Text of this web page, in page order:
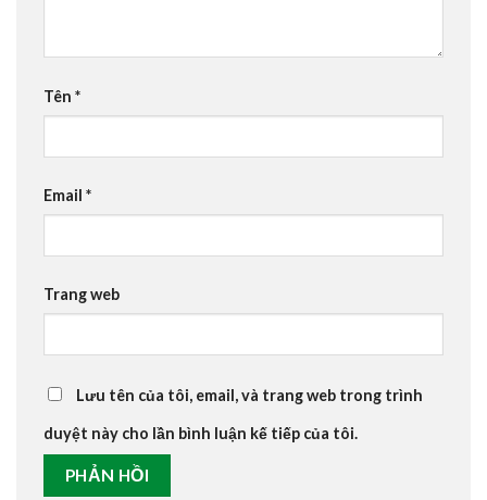
Tên *
Email *
Trang web
Lưu tên của tôi, email, và trang web trong trình
duyệt này cho lần bình luận kế tiếp của tôi.